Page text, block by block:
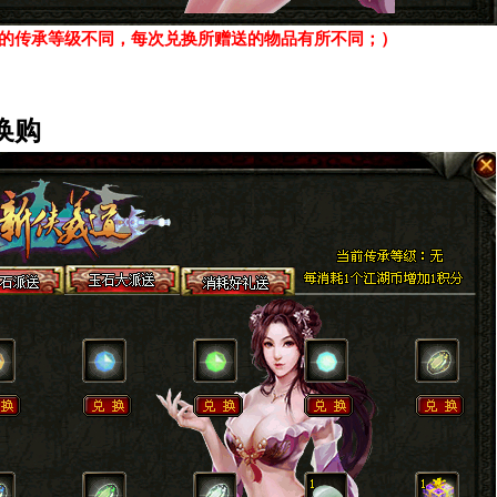
传承等级不同，每次兑换所赠送的物品有所不同；）
购